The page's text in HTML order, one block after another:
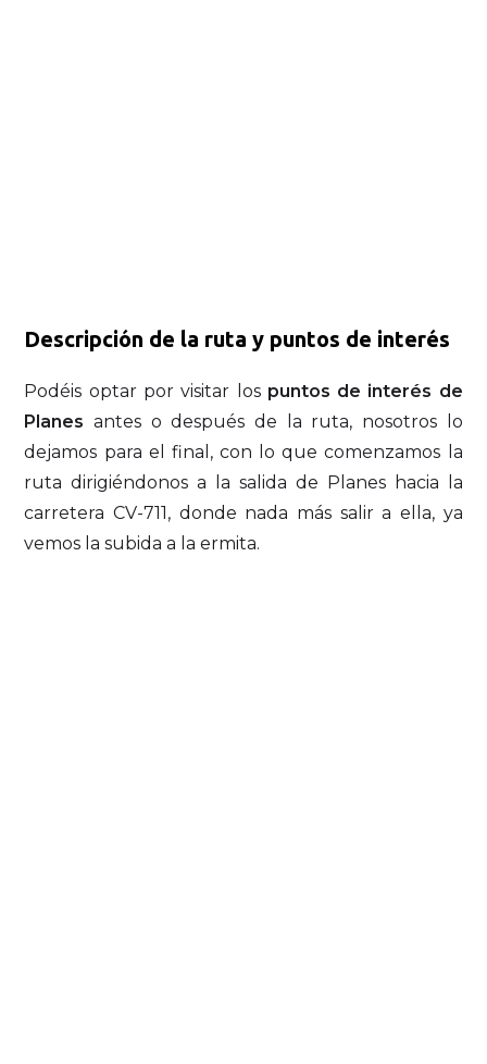
Descripción de la ruta y puntos de interés
Podéis optar por visitar los puntos de interés de
Planes antes o después de la ruta, nosotros lo
dejamos para el final, con lo que comenzamos la
ruta dirigiéndonos a la salida de Planes hacia la
carretera CV-711, donde nada más salir a ella, ya
vemos la subida a la ermita.